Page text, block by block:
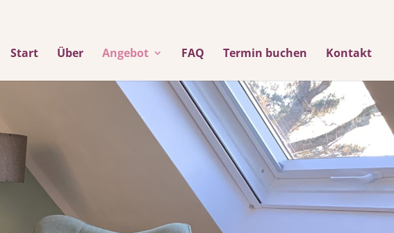
Start Über Angebot FAQ Termin buchen Kontakt